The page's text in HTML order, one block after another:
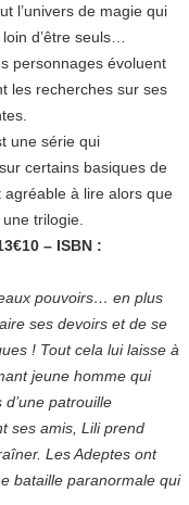
l’univers de magie qui
d’être seuls…
personnages évoluent
les recherches sur ses
une série qui
certains basiques de
agréable à lire alors que
trilogie.
– ISBN :
pouvoirs… en plus
ses devoirs et de se
! Tout cela lui laisse à
jeune homme qui
patrouille
ses amis, Lili prend
Les Adeptes ont
bataille paranormale qui